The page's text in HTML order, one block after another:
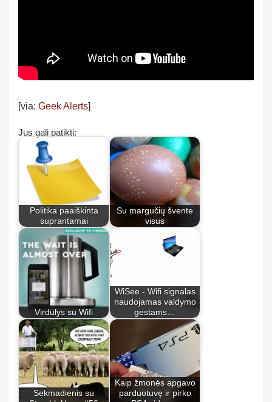
[via: Geek Alerts]
Jus gali patikti:
Politika paaiškinta
suprantamai
Su margučių švente
visus
Virdulys su Wifi
WiSee - Wifi signalas
naudojamas valdymo
gestams…
Sekmadienis su
Kaip žmonės apgavo
parduotuvę ir pirko